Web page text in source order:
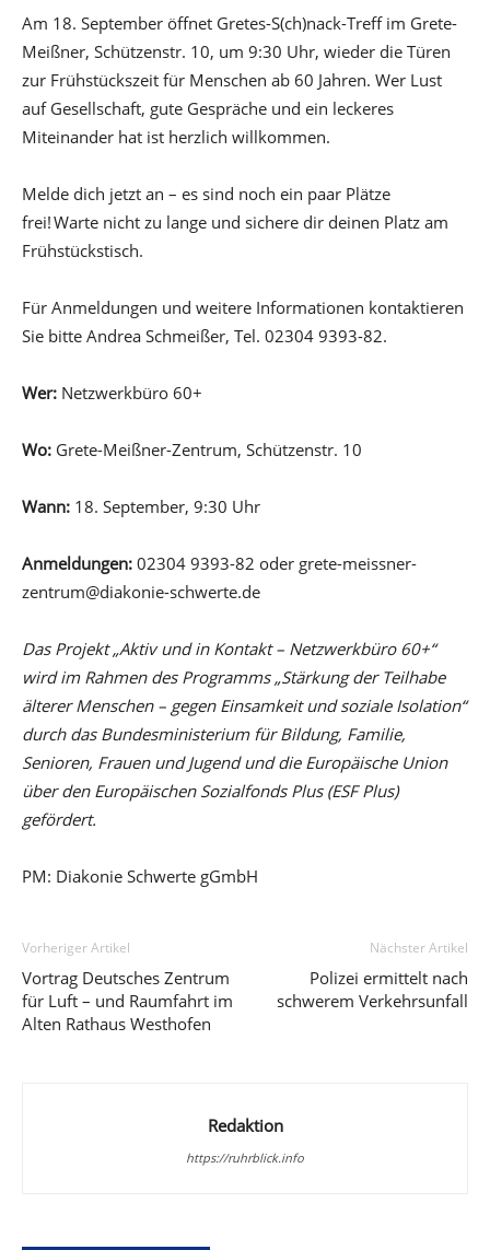
Am 18. September öffnet Gretes-S(ch)nack-Treff im Grete-
Meißner, Schützenstr. 10, um 9:30 Uhr, wieder die Türen
zur Frühstückszeit für Menschen ab 60 Jahren. Wer Lust
auf Gesellschaft, gute Gespräche und ein leckeres
Miteinander hat ist herzlich willkommen.
Melde dich jetzt an – es sind noch ein paar Plätze
frei! Warte nicht zu lange und sichere dir deinen Platz am
Frühstückstisch.
Für Anmeldungen und weitere Informationen kontaktieren
Sie bitte Andrea Schmeißer, Tel. 02304 9393-82.
Wer: Netzwerkbüro 60+
Wo: Grete-Meißner-Zentrum, Schützenstr. 10
Wann: 18. September, 9:30 Uhr
Anmeldungen: 02304 9393-82 oder grete-meissner-
zentrum@diakonie-schwerte.de
Das Projekt „Aktiv und in Kontakt – Netzwerkbüro 60+“
wird im Rahmen des Programms „Stärkung der Teilhabe
älterer Menschen – gegen Einsamkeit und soziale Isolation“
durch das Bundesministerium für Bildung, Familie,
Senioren, Frauen und Jugend und die Europäische Union
über den Europäischen Sozialfonds Plus (ESF Plus)
gefördert.
PM: Diakonie Schwerte gGmbH
Vorheriger Artikel
Vortrag Deutsches Zentrum
für Luft – und Raumfahrt im
Alten Rathaus Westhofen
Nächster Artikel
Polizei ermittelt nach
schwerem Verkehrsunfall
Redaktion
https://ruhrblick.info